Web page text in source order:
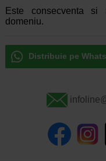
Este consecventa si
domeniu.
Distribuie pe